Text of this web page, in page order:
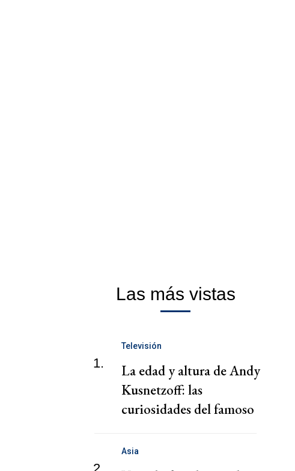
Las más vistas
1.
Televisión
La edad y altura de Andy
Kusnetzoff: las
curiosidades del famoso
Asia